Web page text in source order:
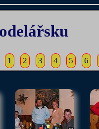
1 2 3 4 5 6